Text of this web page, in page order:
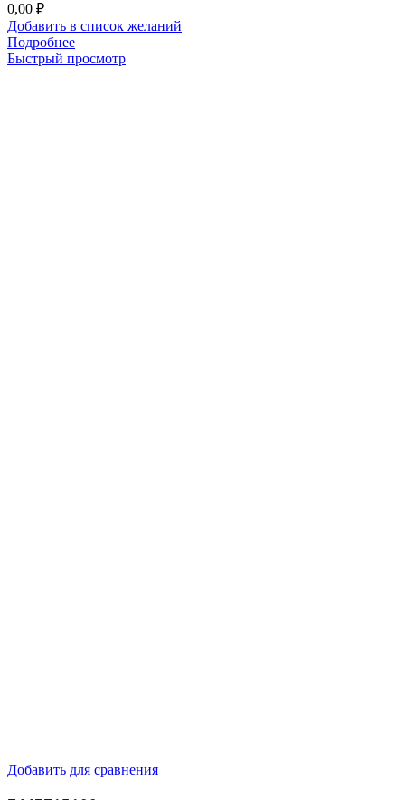
0,00 ₽
Добавить в список желаний
Подробнее
Быстрый просмотр
Добавить для сравнения